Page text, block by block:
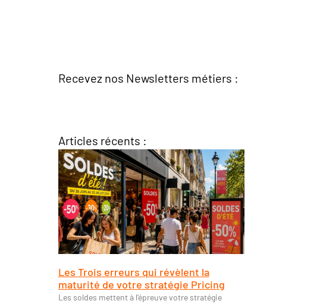
Recevez nos Newsletters métiers :
Articles récents :
Les Trois erreurs qui révèlent la
maturité de votre stratégie Pricing
Les soldes mettent à l’épreuve votre stratégie